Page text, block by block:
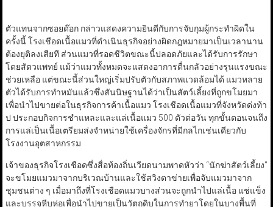
ตัวแทนจากซอยด๊อก กล่าวแสดงความยินดีกับการจับกุมผู้กระทำผิดใน
ครั้งนี้ โรงเชือดเนื้อแมวที่ดำเนินธุรกิจอย่างผิดกฎหมายมาเป็นเวลานาน
ต้องยุติลงเสียที ส่วนแมวที่รอดชีวิตขณะนี้ปลอดภัยและได้รับการรักษา
โดยสัตวแพทย์ แม้ว่าแมวทั้งหมดจะแสดงอาการตื่นกลัวอย่างรุนแรงขณะ
ช่วยเหลือ แต่ขณะนี้ส่วนใหญ่เริ่มปรับตัวกับสภาพแวดล้อมได้ แมวหลาย
ตัวได้รับการทำหมันแล้วซึ่งสันนิษฐานได้ว่าเป็นสัตว์เลี้ยงที่ถูกขโมยมา
เพื่อนำไปขายต่อในธุรกิจการค้าเนื้อแมว โรงเชือดเนื้อแมวที่จังหวัดด่งท้า
ป ประกอบกิจการชำแหละและแล่เนื้อแมว 500 ตัวต่อวัน ทุกขั้นตอนจนถึง
การแล่เป็นเนื้อเตรียมส่งจำหน่ายใช้เครื่องจักรที่มีกลไกเช่นเดียวกับ
โรงงานอุตสาหกรรม
เจ้าของธุรกิจโรงเชือดซึ่งสื่อท้องถิ่นเวียดนามพาดหัวว่า “นักฆ่าสัตว์เลี้ยง”
จะขโมยแมวมาจากบริเวณบ้านและใช้สวิงตาข่ายเพื่อจับแมวมาจาก
ชุมชนต่าง ๆ เมื่อมาถึงที่โรงเชือดแมวบางส่วนจะถูกนำไปแล่เนื้อ แช่แข็ง
และบรรจุหีบห่อเพื่อนำไปขายเป็นวัตถุดิบในการทำยาโดยในบางพื้นที่